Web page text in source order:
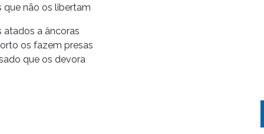
que não os libertam
atados a âncoras
os fazem presas
que os devora